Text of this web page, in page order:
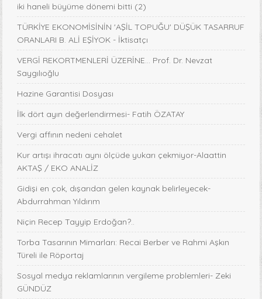
iki haneli büyüme dönemi bitti (2)
TÜRKİYE EKONOMİSİNİN 'AŞİL TOPUĞU' DÜŞÜK TASARRUF
ORANLARI B. ALİ EŞİYOK - İktisatçı
VERGİ REKORTMENLERİ ÜZERİNE… Prof. Dr. Nevzat
Saygılıoğlu
Hazine Garantisi Dosyası
İlk dört ayın değerlendirmesi- Fatih ÖZATAY
Vergi affının nedeni cehalet
Kur artışı ihracatı aynı ölçüde yukarı çekmiyor-Alaattin
AKTAŞ / EKO ANALİZ
Gidişi en çok, dışarıdan gelen kaynak belirleyecek-
Abdurrahman Yıldırım
Niçin Recep Tayyip Erdoğan?..
Torba Tasarının Mimarları: Recai Berber ve Rahmi Aşkın
Türeli ile Röportaj
Sosyal medya reklamlarının vergileme problemleri- Zeki
GÜNDÜZ